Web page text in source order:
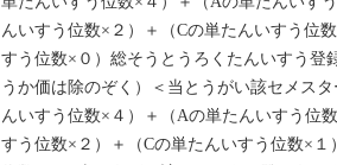
んいすう位数×２）＋（Cの単たんいすう位
すう位数×０）総そうとうろくたんいすう登
うか価は除のぞく）＜当とうがい該セメス
んいすう位数×４）＋（Aの単たんいすう位
すう位数×２）＋（Cの単たんいすう位数×１